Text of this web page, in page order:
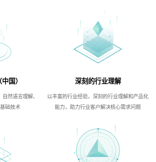
国）
然语言理解、
础技术
深刻的行业理解
以丰富的行业经验，深刻的行业理解和产品化
能力，助力行业客户解决核心需求问题